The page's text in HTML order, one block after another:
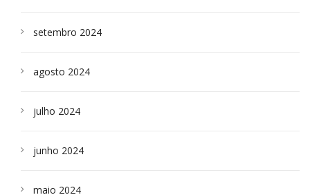
setembro 2024
agosto 2024
julho 2024
junho 2024
maio 2024